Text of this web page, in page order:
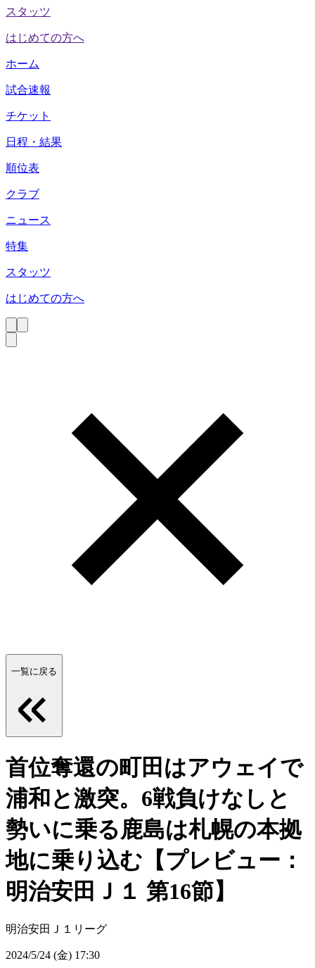
スタッツ
はじめての方へ
ホーム
試合速報
チケット
日程・結果
順位表
クラブ
ニュース
特集
スタッツ
はじめての方へ
一覧に戻る
首位奪還の町田はアウェイで
浦和と激突。6戦負けなしと
勢いに乗る鹿島は札幌の本拠
地に乗り込む【プレビュー：
明治安田Ｊ１ 第16節】
明治安田Ｊ１リーグ
2024/5/24 (金) 17:30